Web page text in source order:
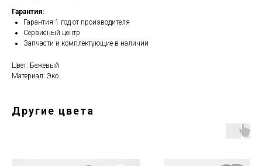
Гарантия:
Гарантия 1 год от производителя
Сервисный центр
Запчасти и комплектующие в наличии
Цвет: Бежевый
Материал: Эко
Другие цвета